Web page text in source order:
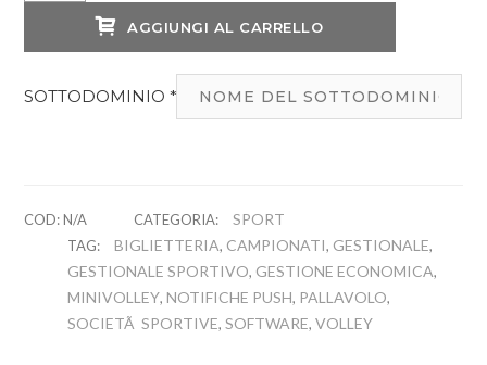
Sito
quantità
AGGIUNGI AL CARRELLO
SOTTODOMINIO*
COD:N/A CATEGORIA: SPORT
TAG: BIGLIETTERIA, CAMPIONATI, GESTIONALE,
GESTIONALE SPORTIVO, GESTIONE ECONOMICA,
MINIVOLLEY,NOTIFICHE PUSH, PALLAVOLO,
SOCIETÃ SPORTIVE,SOFTWARE,VOLLEY